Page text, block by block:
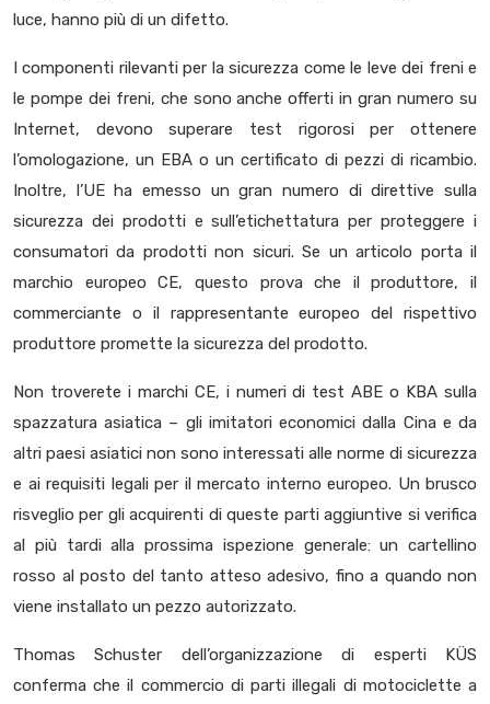
luce, hanno più di un difetto.
I componenti rilevanti per la sicurezza come le leve dei freni e
le pompe dei freni, che sono anche offerti in gran numero su
Internet, devono superare test rigorosi per ottenere
l’omologazione, un EBA o un certificato di pezzi di ricambio.
Inoltre, l’UE ha emesso un gran numero di direttive sulla
sicurezza dei prodotti e sull’etichettatura per proteggere i
consumatori da prodotti non sicuri. Se un articolo porta il
marchio europeo CE, questo prova che il produttore, il
commerciante o il rappresentante europeo del rispettivo
produttore promette la sicurezza del prodotto.
Non troverete i marchi CE, i numeri di test ABE o KBA sulla
spazzatura asiatica – gli imitatori economici dalla Cina e da
altri paesi asiatici non sono interessati alle norme di sicurezza
e ai requisiti legali per il mercato interno europeo. Un brusco
risveglio per gli acquirenti di queste parti aggiuntive si verifica
al più tardi alla prossima ispezione generale: un cartellino
rosso al posto del tanto atteso adesivo, fino a quando non
viene installato un pezzo autorizzato.
Thomas Schuster dell’organizzazione di esperti KÜS
conferma che il commercio di parti illegali di motociclette a